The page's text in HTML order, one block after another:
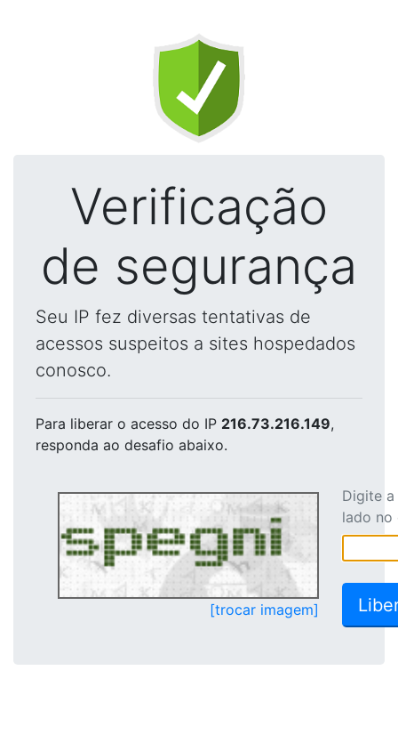
Verificação
de segurança
Seu IP fez diversas tentativas de
acessos suspeitos a sites hospedados
conosco.
Para liberar o acesso do IP 216.73.216.149,
responda ao desafio abaixo.
[trocar imagem]
Digite
lado no